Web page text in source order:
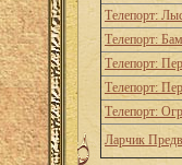
Телепорт:
Телепорт:
Телепорт:
Телепорт:
Телепорт:
Ларчик